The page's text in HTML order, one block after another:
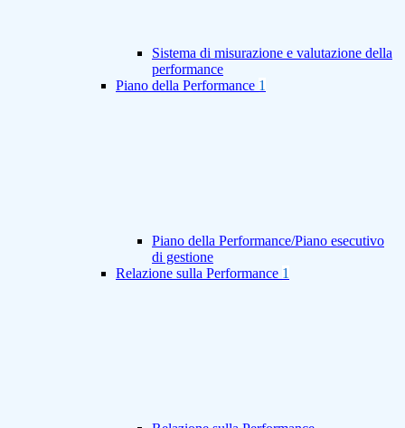
Sistema di misurazione e valutazione della
performance
Piano della Performance 1
Piano della Performance/Piano esecutivo
di gestione
Relazione sulla Performance 1